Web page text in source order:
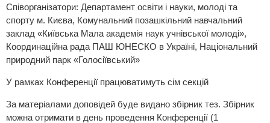
Співорганізатори: Департамент освіти і науки, молоді та
спорту м. Києва, Комунальний позашкільний навчальний
заклад «Київська Мала академія наук учнівської молоді»,
Координаційна рада ПАШ ЮНЕСКО в Україні, Національний
природний парк «Голосіївський»
У рамках Конференції працюватимуть сім секцій
За матеріалами доповідей буде видано збірник тез. Збірник
можна отримати в день проведення Конференції (1